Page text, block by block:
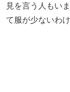
見を言う人もい
て服が少ないわ